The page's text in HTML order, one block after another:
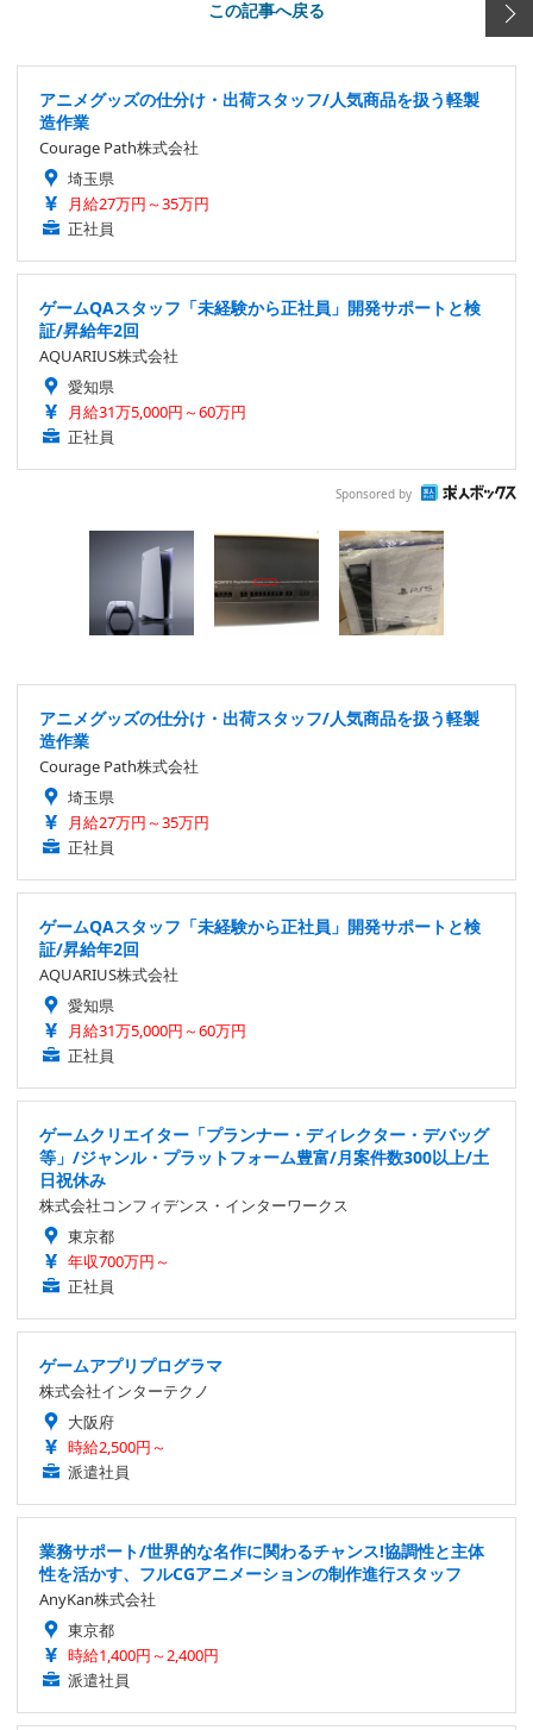
この記事へ戻る
アニメグッズの仕分け・出荷スタッフ/人気商品を扱う軽製
造作業
Courage Path株式会社
埼玉県
月給27万円～35万円
正社員
ゲームQAスタッフ「未経験から正社員」開発サポートと検
証/昇給年2回
AQUARIUS株式会社
愛知県
月給31万5,000円～60万円
正社員
Sponsored by
アニメグッズの仕分け・出荷スタッフ/人気商品を扱う軽製
造作業
Courage Path株式会社
埼玉県
月給27万円～35万円
正社員
ゲームQAスタッフ「未経験から正社員」開発サポートと検
証/昇給年2回
AQUARIUS株式会社
愛知県
月給31万5,000円～60万円
正社員
ゲームクリエイター「プランナー・ディレクター・デバッグ
等」/ジャンル・プラットフォーム豊富/月案件数300以上/土
日祝休み
株式会社コンフィデンス・インターワークス
東京都
年収700万円～
正社員
ゲームアプリプログラマ
株式会社インターテクノ
大阪府
時給2,500円～
派遣社員
業務サポート/世界的な名作に関わるチャンス!協調性と主体
性を活かす、フルCGアニメーションの制作進行スタッフ
AnyKan株式会社
東京都
時給1,400円～2,400円
派遣社員